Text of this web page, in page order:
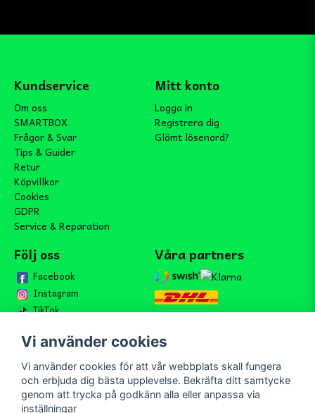
Kundservice
Om oss
SMARTBOX
Frågor & Svar
Tips & Guider
Retur
Köpvillkor
Cookies
GDPR
Service & Reparation
Mitt konto
Logga in
Registrera dig
Glömt lösenord?
Följ oss
Facebook
Instagram
TikTok
Våra partners
Bli medlem i vårt nyhetsbrev
email
Mejladress Skicka
Vi använder cookies
Vi använder cookies för att vår webbplats skall fungera
och erbjuda dig bästa upplevelse. Bekräfta ditt samtycke
genom att trycka på godkänn alla eller anpassa via
inställningar